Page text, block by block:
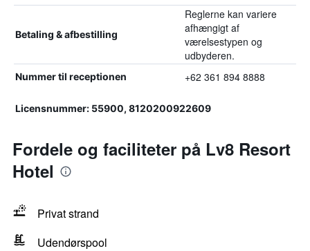
Betaling & afbestilling
Reglerne kan variere
afhængigt af
værelsestypen og
udbyderen.
Nummer til receptionen +62 361 894 8888
Licensnummer: 55900, 8120200922609
Fordele og faciliteter på Lv8 Resort
Hotel
Privat strand
Udendørspool